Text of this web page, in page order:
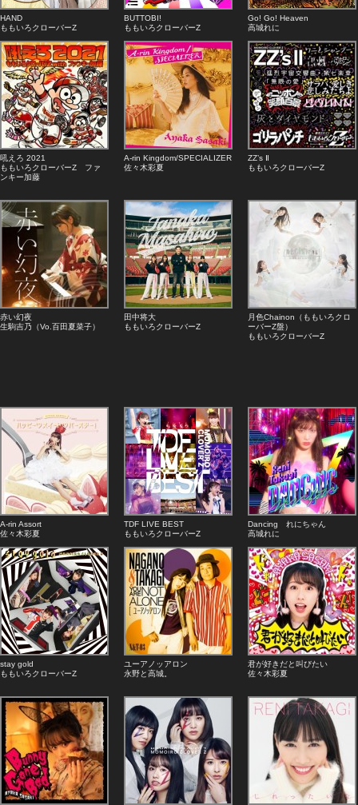
HAND
ももいろクローバーZ
BUTTOBI!
ももいろクローバーZ
Go! Go! Heaven
高城れに
吼えろ 2021
ももいろクローバーZ ファ
ンキー加藤
A-rin Kingdom/SPECIALIZER
佐々木彩夏
ZZ’s Ⅱ
ももいろクローバーZ
赤い幻夜
生駒吉乃（Vo.百田夏菜子）
田中将大
ももいろクローバーZ
月色Chainon（ももいろクロ
ーバーZ盤）
ももいろクローバーZ
A-rin Assort
佐々木彩夏
TDF LIVE BEST
ももいろクローバーZ
Dancing れにちゃん
高城れに
stay gold
ももいろクローバーZ
ユーアノッアロン
永野と高城。
君が好きだと叫びたい
佐々木彩夏